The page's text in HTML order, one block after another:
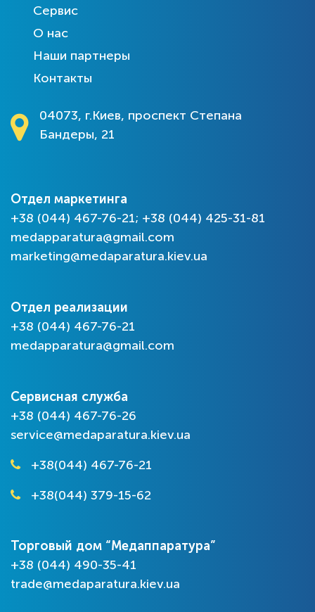
Сервис
О нас
Наши партнеры
Контакты
04073, г.Киев, проспект Степана
Бандеры, 21
Отдел маркетинга
+38 (044) 467-76-21; +38 (044) 425-31-81
medapparatura@gmail.com
marketing@medaparatura.kiev.ua
Отдел реализации
+38 (044) 467-76-21
medapparatura@gmail.com
Сервисная служба
+38 (044) 467-76-26
service@medaparatura.kiev.ua
+38(044) 467-76-21
+38(044) 379-15-62
Торговый дом “Медаппаратура”
+38 (044) 490-35-41
trade@medaparatura.kiev.ua